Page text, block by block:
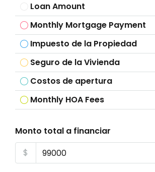
Loan Amount
Monthly Mortgage Payment
Impuesto de la Propiedad
Seguro de la Vivienda
Costos de apertura
Monthly HOA Fees
Monto total a financiar
$